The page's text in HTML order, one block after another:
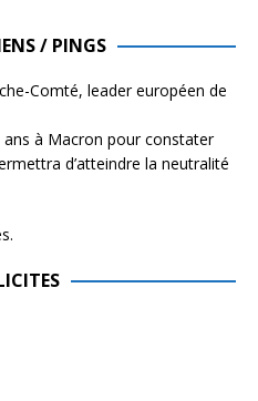
/ PINGS
Comté, leader européen de
à Macron pour constater
d’atteindre la neutralité